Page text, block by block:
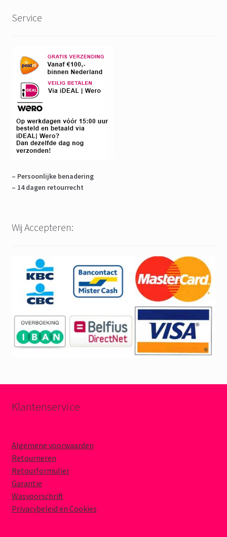
Service
– Persoonlijke benadering
– 14 dagen retourrecht
Wij Accepteren:
Klantenservice
Algemene voorwaarden
Retourneren
Retourformulier
Garantie
Wasvoorschrift
Privacybeleid en Cookies